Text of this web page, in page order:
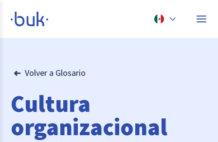
Brasil
Volver a Glosario
Cultura
organizacional